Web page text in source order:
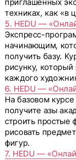
приглашенных
техниках, как «в
5. HEDU —
Экспресс-
начинающим,
получить базу.
рисунку,
каждого
6. HEDU —
На базовом
получите азы
строить простые
рисовать
фигур.
7. HEDU —